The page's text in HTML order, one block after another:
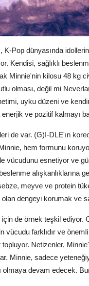
Pop dünyasında
Kendisi, sağlıklı
Minnie'nin kilosu 48 kg
olması, değil mi
uyku düzeni ve
ve pozitif kalmayı
de var. (G)I-DLE'ın
hem formunu
vücudunu esnetiyor ve
alışkanlıklarına
meyve ve protein
dengeyi korumak ve
de örnek teşkil
farklıdır ve önemli
topluyor. Netizenler,
Minnie, sadece
olmaya devam edecek.